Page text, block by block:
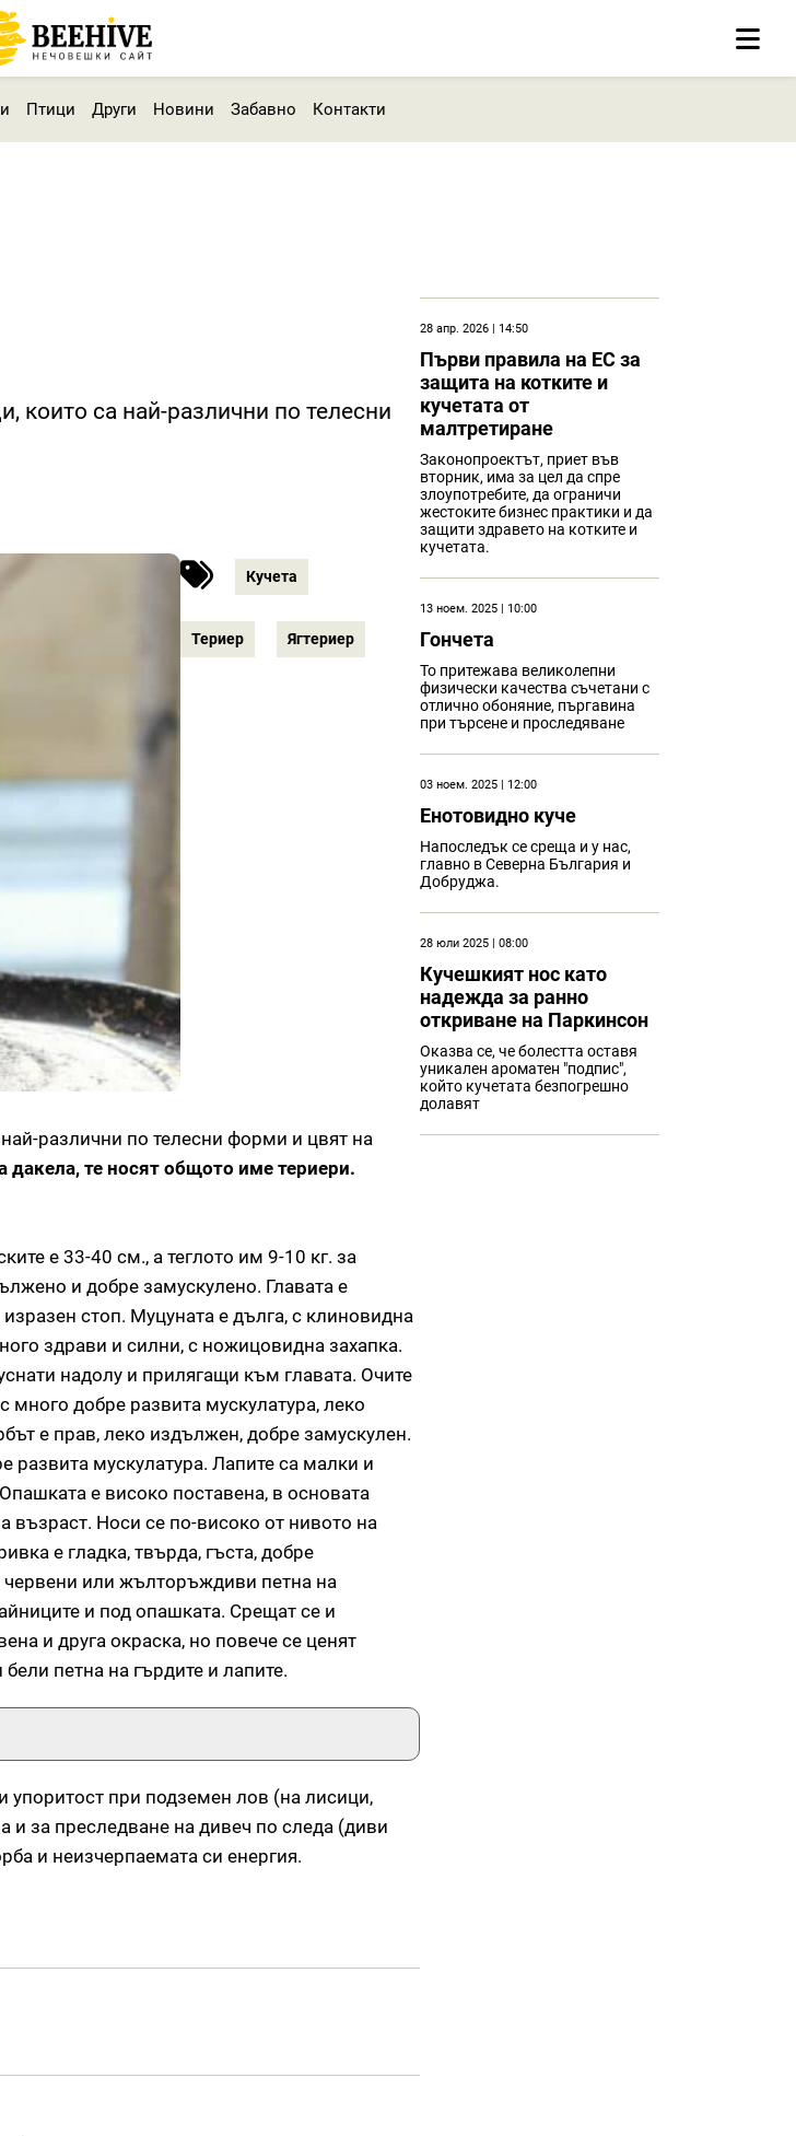
Птици Други Новини Забавно Контакти
които са най-различни по телесни
Кучета
Териер Ягтериер
различни по телесни форми и цвят на
дакела, те носят общото име териери.
е 33-40 см., а теглото им 9-10 кг. за
и добре замускулено. Главата е
стоп. Муцуната е дълга, с клиновидна
здрави и силни, с ножицовидна захапка.
надолу и прилягащи към главата. Очите
добре развита мускулатура, леко
е прав, леко издължен, добре замускулен.
развита мускулатура. Лапите са малки и
е високо поставена, в основата
възраст. Носи се по-високо от нивото на
е гладка, твърда, гъста, добре
червени или жълторъждиви петна на
и под опашката. Срещат се и
и друга окраска, но повече се ценят
петна на гърдите и лапите.
упоритост при подземен лов (на лисици,
и за преследване на дивеч по следа (диви
и неизчерпаемата си енергия.
28 апр. 2026 | 14:50
Първи правила на ЕС за
защита на котките и
кучетата от
малтретиране
Законопроектът, приет във
вторник, има за цел да спре
злоупотребите, да ограничи
жестоките бизнес практики и да
защити здравето на котките и
кучетата.
13 ноем. 2025 | 10:00
Гончета
То притежава великолепни
физически качества съчетани с
отлично обоняние, пъргавина
при търсене и проследяване
03 ноем. 2025 | 12:00
Eнотовидно куче
Напоследък се среща и у нас,
главно в Северна България и
Добруджа.
28 юли 2025 | 08:00
Кучешкият нос като
надежда за ранно
откриване на Паркинсон
Оказва се, че болестта оставя
уникален ароматен "подпис",
който кучетата безпогрешно
долавят